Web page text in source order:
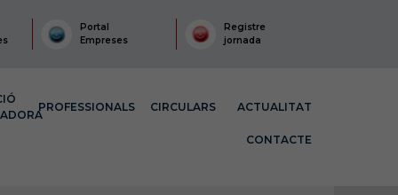
Portal
Empreses
Registre
jornada
PROFESSIONALS CIRCULARS ACTUALITAT
CONTACTE